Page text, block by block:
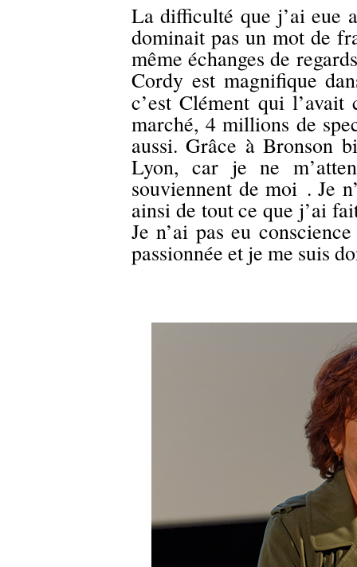
La difficulté que j’ai eue
dominait pas un mot de
même échanges de
Cordy est magnifique
c’est Clément qui
marché, 4 millions de
aussi. Grâce à Bronson
Lyon, car je ne
souviennent de moi . Je
ainsi de tout ce que j’ai
Je n’ai pas eu
passionnée et je me suis